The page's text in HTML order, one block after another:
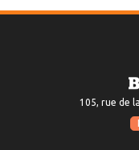
105, rue de